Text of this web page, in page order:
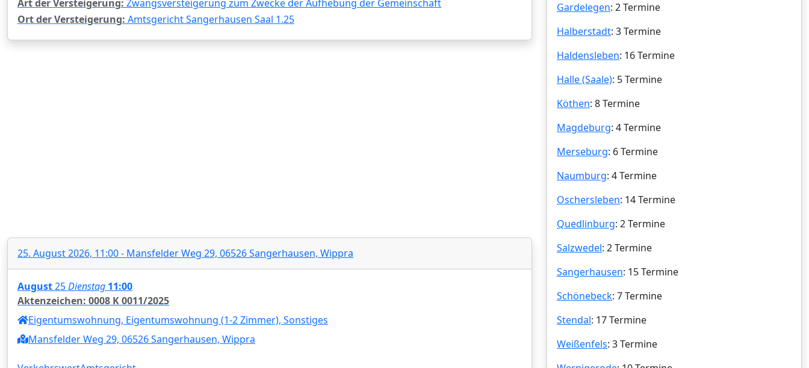
Art der Versteigerung: Zwangsversteigerung zum Zwecke der Aufhebung der Gemeinschaft
Ort der Versteigerung: Amtsgericht Sangerhausen Saal 1.25
25. August 2026, 11:00 - Mansfelder Weg 29, 06526 Sangerhausen, Wippra
August25Dienstag 11:00
Aktenzeichen: 0008 K 0011/2025
Eigentumswohnung, Eigentumswohnung (1-2 Zimmer), Sonstiges
Mansfelder Weg 29, 06526 Sangerhausen, Wippra
Gardelegen: 2 Termine
Halberstadt: 3 Termine
Haldensleben: 16 Termine
Halle (Saale): 5 Termine
Köthen: 8 Termine
Magdeburg: 4 Termine
Merseburg: 6 Termine
Naumburg: 4 Termine
Oschersleben: 14 Termine
Quedlinburg: 2 Termine
Salzwedel: 2 Termine
Sangerhausen: 15 Termine
Schönebeck: 7 Termine
Stendal: 17 Termine
Weißenfels: 3 Termine